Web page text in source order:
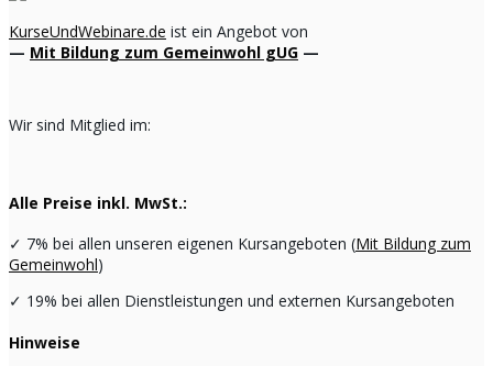
KurseUndWebinare.de ist ein Angebot von
— Mit Bildung zum Gemeinwohl gUG —
Wir sind Mitglied im:
Alle Preise inkl. MwSt.:
✓ 7% bei allen unseren eigenen Kursangeboten (Mit Bildung zum
Gemeinwohl)
✓ 19% bei allen Dienstleistungen und externen Kursangeboten
Hinweise